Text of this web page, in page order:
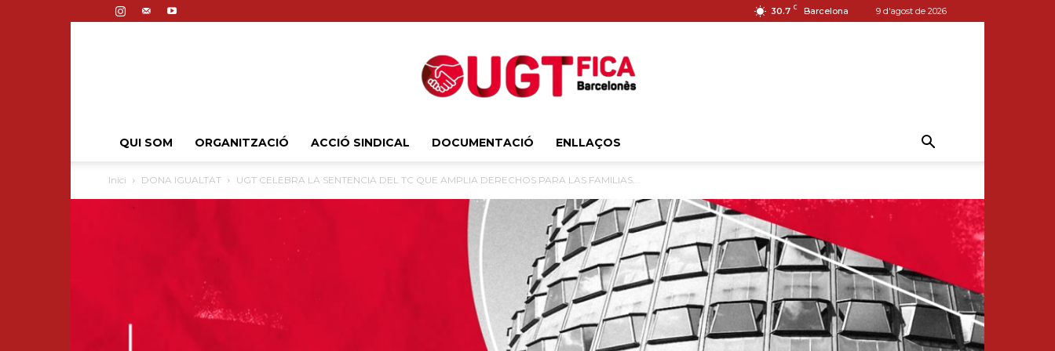
30.7 C Barcelona 9 d'agost de 2026
Comarcal
QUI SOM ORGANITZACIÓ ACCIÓ SINDICAL DOCUMENTACIÓ ENLLAÇOS
Inici DONA IGUALTAT UGT CELEBRA LA SENTENCIA DEL TC QUE AMPLIA DERECHOS PARA LAS FAMILIAS...